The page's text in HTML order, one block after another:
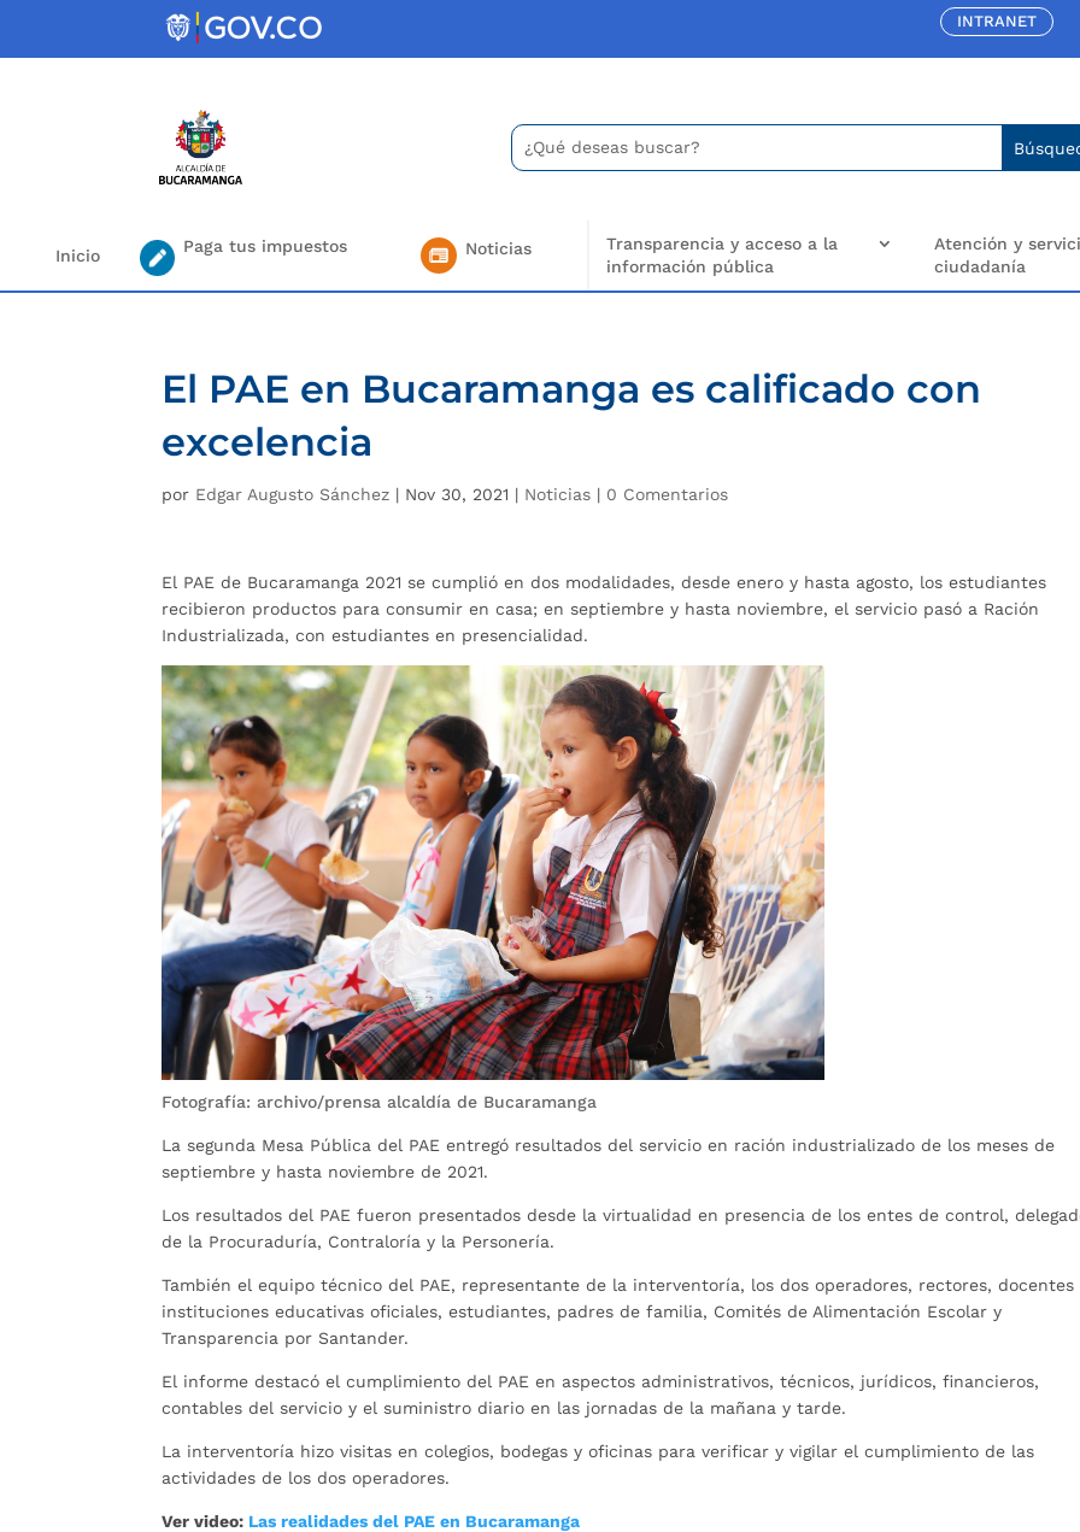
INTRANET
Buscar:
Search
for...
Inicio Paga tus impuestos Noticias
Transparencia y acceso a la
información pública
Atención y
ciudadanía
El PAE en Bucaramanga es calificado con
excelencia
por Edgar Augusto Sánchez | Nov 30, 2021 | Noticias | 0 Comentarios
El PAE de Bucaramanga 2021 se cumplió en dos modalidades, desde enero y hasta agosto, los estudiantes
recibieron productos para consumir en casa; en septiembre y hasta noviembre, el servicio pasó a Ración
Industrializada, con estudiantes en presencialidad.
Fotografía: archivo/prensa alcaldía de Bucaramanga
La segunda Mesa Pública del PAE entregó resultados del servicio en ración industrializado de los meses de
septiembre y hasta noviembre de 2021.
Los resultados del PAE fueron presentados desde la virtualidad en presencia de los entes de control,
de la Procuraduría, Contraloría y la Personería.
También el equipo técnico del PAE, representante de la interventoría, los dos operadores, rectores, docentes
instituciones educativas oficiales, estudiantes, padres de familia, Comités de Alimentación Escolar y
Transparencia por Santander.
El informe destacó el cumplimiento del PAE en aspectos administrativos, técnicos, jurídicos, financieros,
contables del servicio y el suministro diario en las jornadas de la mañana y tarde.
La interventoría hizo visitas en colegios, bodegas y oficinas para verificar y vigilar el cumplimiento de las
actividades de los dos operadores.
Ver video: Las realidades del PAE en Bucaramanga